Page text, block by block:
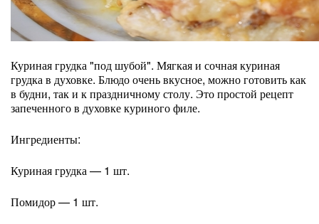
Куриная грудка "под шубой". Мягкая и сочная куриная
грудка в духовке. Блюдо очень вкусное, можно готовить как
в будни, так и к праздничному столу. Это простой рецепт
запеченного в духовке куриного филе.
Ингредиенты:
Куриная грудка — 1 шт.
Помидор — 1 шт.